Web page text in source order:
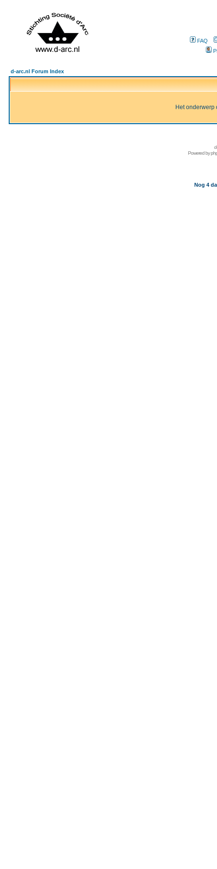
FAQ
d-arc.nl Forum Index
Het onderwerp
Powered by
Nog 4